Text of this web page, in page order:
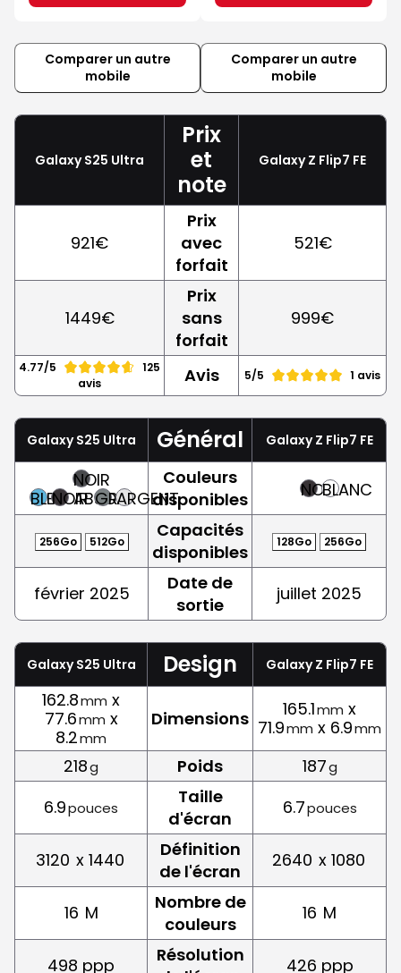
Comparer un autre
mobile
Comparer un autre
mobile
Galaxy S25 Ultra
Prix
et
note
Galaxy Z Flip7 FE
921€
Prix
avec
forfait
521€
1449€
Prix
sans
forfait
999€
4.77/5
125
avis
Avis 5/5 1 avis
Galaxy S25 Ultra Général Galaxy Z Flip7 FE
BLEUNOIR
NOIR
ABSOLU
GRISARGENT
Couleurs
disponibles
NOIRBLANC
256Go 512Go
Capacités
disponibles
128Go 256Go
février 2025
Date de
sortie
juillet 2025
Galaxy S25 Ultra Design Galaxy Z Flip7 FE
162.8mm x
77.6mm x
8.2mm
Dimensions 165.1mm x
71.9mm x 6.9mm
218g Poids 187g
6.9pouces
Taille
d'écran
6.7pouces
3120 x 1440
Définition
de l'écran
2640 x 1080
16 M
Nombre de
couleurs
16 M
498 ppp
Résolution
426 ppp